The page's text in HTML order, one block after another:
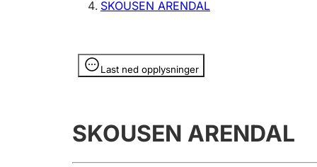
SKOUSEN ARENDAL
Last ned opplysninger
Opplysninger er skjult
SKOUSEN ARENDAL